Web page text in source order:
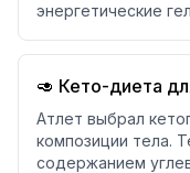
энергетические
🥑 Кето-диета
Атлет выбрал
композиции тела.
содержанием